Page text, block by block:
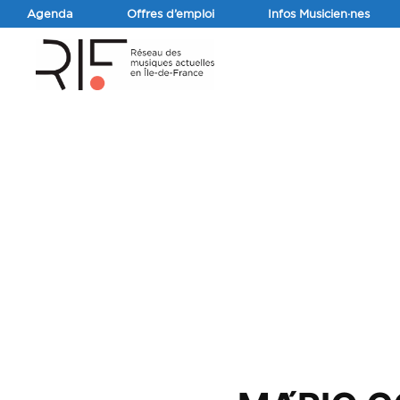
Agenda Offres d’emploi Infos Musicien·nes